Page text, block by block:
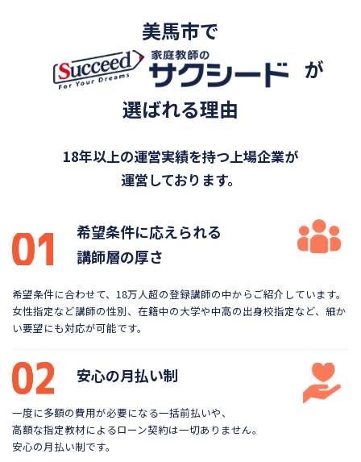
美馬市で
が
選ばれる理由
18年以上の運営実績を持つ上場企業が
運営しております。
希望条件に応えられる
講師層の厚さ
希望条件に合わせて、18万人超の登録講師の中から ご紹介しています。
女性指定など講師の性別、在籍中の大学や中高の出身校指定など、細か
い要望にも対応が可能です。
安心の月払い制
一度に多額の費用が必要になる一括前払いや、
高額な指定教材によるローン契約は一切ありません。
安心の月払い制です。